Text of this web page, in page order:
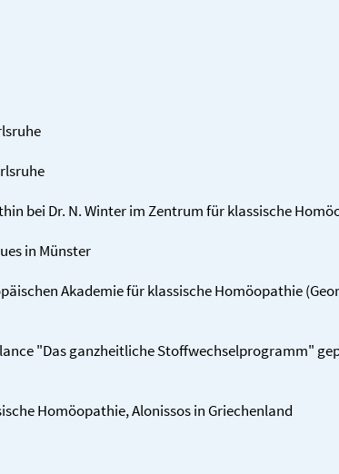
bei Dr. N. Winter im Zentrum für klassische
in Münster
Akademie für klassische Homöo­pathie
"Das ganz­heit­liche Stoff­wechsel­programm"
Homöo­pathie, Alonissos in Griechen­land